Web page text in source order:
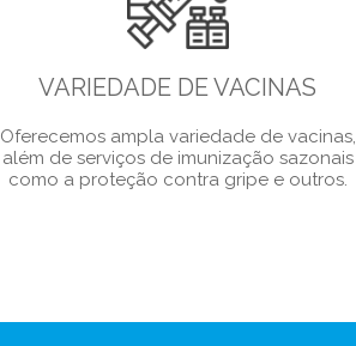
VARIEDADE DE VACINAS
Oferecemos ampla variedade de vacinas,
além de serviços de imunização sazonais
como a proteção contra gripe e outros.